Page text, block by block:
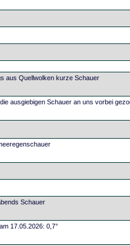
aus Quellwolken kurze Schauer
ausgiebigen Schauer an uns vorbei
Schauer
17.05.2026: 0,7°